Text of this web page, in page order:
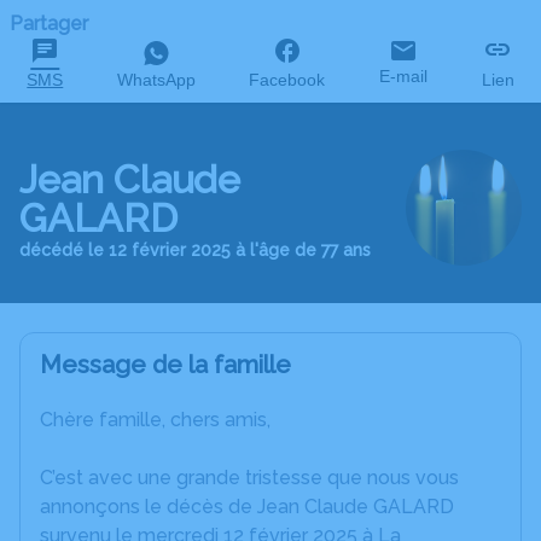
Partager
SMS WhatsApp Facebook E-mail Lien
Jean Claude
GALARD
décédé le 12 février 2025 à l'âge de 77 ans
Message de la famille
Chère famille, chers amis,
C’est avec une grande tristesse que nous vous
annonçons le décès de Jean Claude GALARD
survenu le mercredi 12 février 2025 à La